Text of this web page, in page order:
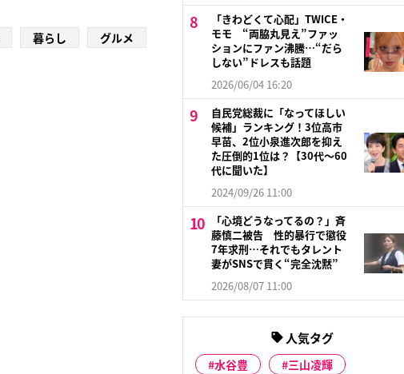
暮らし グルメ
「きわどくて心配」TWICE・
モモ “両脇丸見え”ファッ
ションにファン沸騰…“だら
しない”ドレスも話題
2026/06/04 16:20
自民党総裁に「なってほしい
候補」ランキング！3位高市
早苗、2位小泉進次郎を抑え
た圧倒的1位は？【30代〜60
代に聞いた】
2024/09/26 11:00
「心境どうなってるの？」斉
藤慎二被告 性的暴行で懲役
7年求刑…それでもタレント
妻がSNSで貫く“完全沈黙”
2026/08/07 11:00
人気タグ
水谷豊
三山凌輝